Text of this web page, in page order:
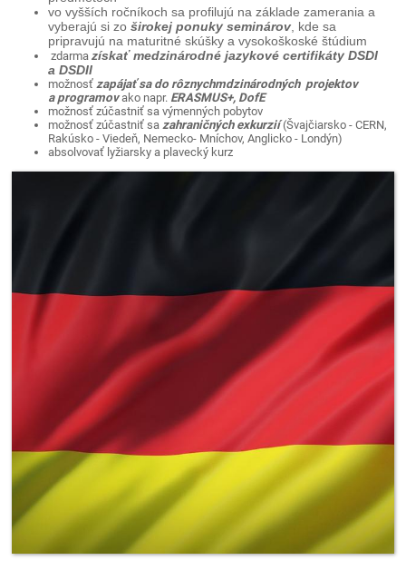
vo vyšších ročníkoch sa profilujú na základe zamerania a
vyberajú si zoširokej ponuky seminárov, kde sa
pripravujú na maturitné skúšky a vysokoškoské štúdium
zdarmazískať medzinárodné jazykové certifikáty DSDI
a DSDII
možnosťzapájať sa do rôznychmdzinárodných projektov
a programovako napr. ERASMUS+, DofE
možnosť zúčastniť sa výmenných pobytov
možnosť zúčastniť sazahraničných exkurzií(Švajčiarsko - CERN,
Rakúsko - Viedeň, Nemecko- Mníchov, Anglicko - Londýn)
absolvovať lyžiarsky a plavecký kurz